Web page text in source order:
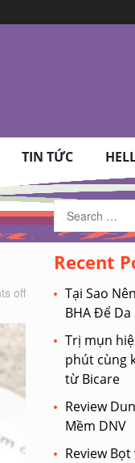
TIN TỨC
off
Search
for:
Recent
Tại Sao
BHA Để Da
Trị mụn
phút cùng
từ Bicare
Review
Mềm DNV
Review